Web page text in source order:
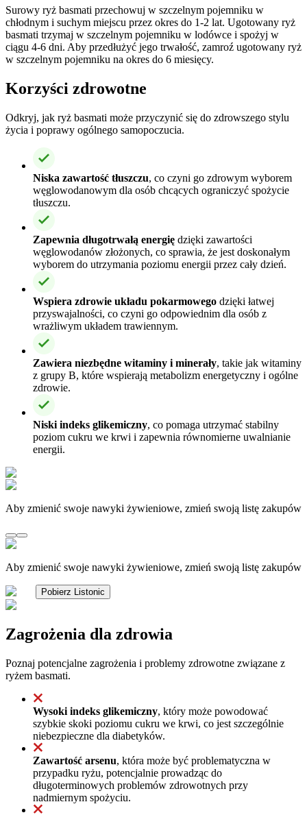
Surowy ryż basmati przechowuj w szczelnym pojemniku w
chłodnym i suchym miejscu przez okres do 1-2 lat. Ugotowany ryż
basmati trzymaj w szczelnym pojemniku w lodówce i spożyj w
ciągu 4-6 dni. Aby przedłużyć jego trwałość, zamroź ugotowany ryż
w szczelnym pojemniku na okres do 6 miesięcy.
Korzyści zdrowotne
Odkryj, jak ryż basmati może przyczynić się do zdrowszego stylu
życia i poprawy ogólnego samopoczucia.
Niska zawartość tłuszczu, co czyni go zdrowym wyborem
węglowodanowym dla osób chcących ograniczyć spożycie
tłuszczu.
Zapewnia długotrwałą energię dzięki zawartości
węglowodanów złożonych, co sprawia, że jest doskonałym
wyborem do utrzymania poziomu energii przez cały dzień.
Wspiera zdrowie układu pokarmowego dzięki łatwej
przyswajalności, co czyni go odpowiednim dla osób z
wrażliwym układem trawiennym.
Zawiera niezbędne witaminy i minerały, takie jak witaminy
z grupy B, które wspierają metabolizm energetyczny i ogólne
zdrowie.
Niski indeks glikemiczny, co pomaga utrzymać stabilny
poziom cukru we krwi i zapewnia równomierne uwalnianie
energii.
Aby zmienić swoje nawyki żywieniowe, zmień swoją listę zakupów
Aby zmienić swoje nawyki żywieniowe, zmień swoją listę zakupów
Pobierz Listonic
Zagrożenia dla zdrowia
Poznaj potencjalne zagrożenia i problemy zdrowotne związane z
ryżem basmati.
Wysoki indeks glikemiczny, który może powodować
szybkie skoki poziomu cukru we krwi, co jest szczególnie
niebezpieczne dla diabetyków.
Zawartość arsenu, która może być problematyczna w
przypadku ryżu, potencjalnie prowadząc do
długoterminowych problemów zdrowotnych przy
nadmiernym spożyciu.